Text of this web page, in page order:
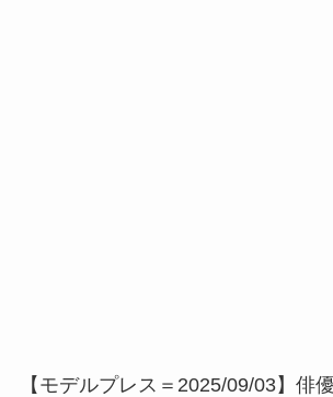
【モデルプレス＝2025/09/03】俳